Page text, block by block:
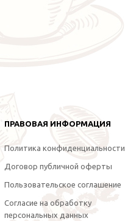
ПРАВОВАЯ ИНФОРМАЦИЯ
Политика конфиденциальности
Договор публичной оферты
Пользовательское соглашение
Согласие на обработку
персональных данных